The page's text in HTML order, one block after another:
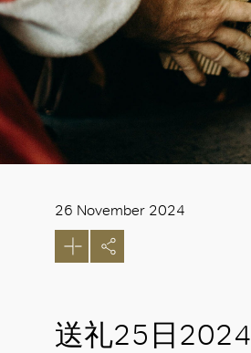
26 November 2024
送礼25日2024